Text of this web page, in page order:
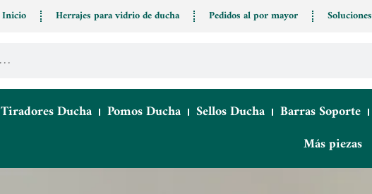
Inicio Herrajes para vidrio de ducha Pedidos al por mayor Soluciones
Tiradores Ducha Pomos Ducha Sellos Ducha
Barras Soporte
Más piezas